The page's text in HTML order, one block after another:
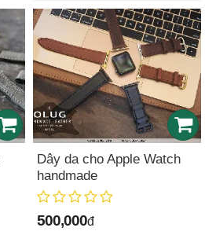
Dây da cho Apple Watch
handmade
500,000đ